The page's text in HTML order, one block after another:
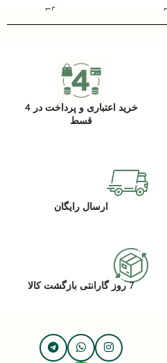
خرید اعتباری و پرداخت در 4
قسط
ارسال رایگان
7 روز گارانتی بازگشت کالا